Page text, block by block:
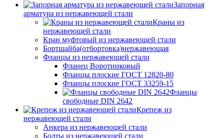
Запорная
арматура из нержавеющей стали
Краны из
нержавеющей стали
Кран муфтовый из нержавеющей стали
Бортшайба(отбортовка)нержавеющая
Фланцы из нержавеющей стали
Фланец Воротниковый
Фланцы плоские ГОСТ 12820-80
Фланцы плоские ГОСТ 33259-15
Фланцы
свободные DIN 2642
Крепеж из
нержавеющей стали
Анкера из нержавеющей стали
Болты из нержавеющей стали